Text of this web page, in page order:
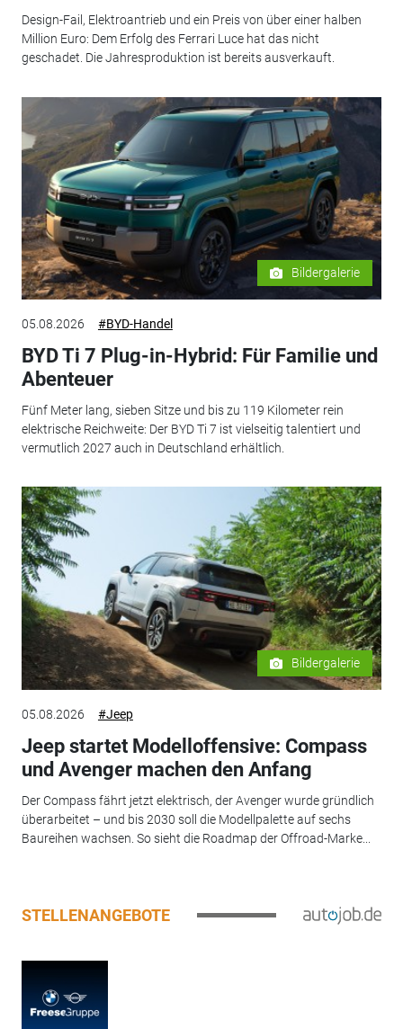
Design-Fail, Elektroantrieb und ein Preis von über einer halben
Million Euro: Dem Erfolg des Ferrari Luce hat das nicht
geschadet. Die Jahresproduktion ist bereits ausverkauft.
Bildergalerie
05.08.2026 #BYD-Handel
BYD Ti 7 Plug-in-Hybrid: Für Familie und
Abenteuer
Fünf Meter lang, sieben Sitze und bis zu 119 Kilometer rein
elektrische Reichweite: Der BYD Ti 7 ist vielseitig talentiert und
vermutlich 2027 auch in Deutschland erhältlich.
Bildergalerie
05.08.2026 #Jeep
Jeep startet Modelloffensive: Compass
und Avenger machen den Anfang
Der Compass fährt jetzt elektrisch, der Avenger wurde gründlich
überarbeitet – und bis 2030 soll die Modellpalette auf sechs
Baureihen wachsen. So sieht die Roadmap der Offroad-Marke...
STELLENANGEBOTE